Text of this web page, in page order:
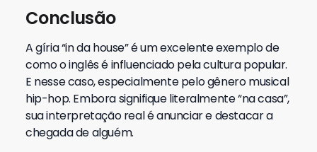
Conclusão
A gíria “in da house” é um excelente exemplo de
como o inglês é influenciado pela cultura popular.
E nesse caso, especialmente pelo gênero musical
hip-hop. Embora signifique literalmente “na casa”,
sua interpretação real é anunciar e destacar a
chegada de alguém.